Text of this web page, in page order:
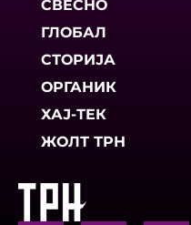
СВЕСНО
ГЛОБАЛ
СТОРИЈА
ОРГАНИК
ХАЈ-ТЕК
ЖОЛТ ТРН